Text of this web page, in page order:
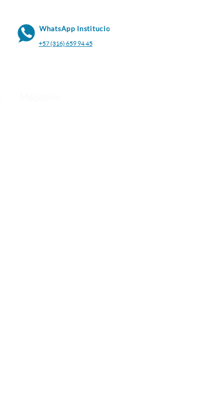
WhatsApp Institucional
+57 (316) 659 94 45